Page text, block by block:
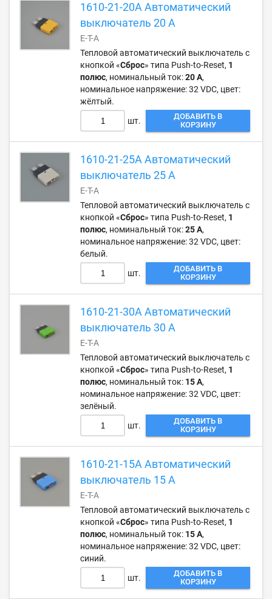
1610-21-20A Автоматический
выключатель 20 А
E-T-A
Тепловой автоматический выключатель с
кнопкой «Сброс» типа Push-to-Reset, 1
полюс, номинальный ток:20 А,
номинальное напряжение: 32 VDC, цвет:
жёлтый.
шт.
ДОБАВИТЬ В
КОРЗИНУ
1610-21-25A Автоматический
выключатель 25 А
E-T-A
Тепловой автоматический выключатель с
кнопкой «Сброс» типа Push-to-Reset, 1
полюс, номинальный ток:25 А,
номинальное напряжение: 32 VDC, цвет:
белый.
шт.
ДОБАВИТЬ В
КОРЗИНУ
1610-21-30A Автоматический
выключатель 30 А
E-T-A
Тепловой автоматический выключатель с
кнопкой «Сброс» типа Push-to-Reset, 1
полюс, номинальный ток: 15 А,
номинальное напряжение: 32 VDC, цвет:
зелёный.
шт.
ДОБАВИТЬ В
КОРЗИНУ
1610-21-15A Автоматический
выключатель 15 А
E-T-A
Тепловой автоматический выключатель с
кнопкой «Сброс» типа Push-to-Reset, 1
полюс, номинальный ток: 15 А,
номинальное напряжение: 32 VDC, цвет:
синий.
шт.
ДОБАВИТЬ В
КОРЗИНУ